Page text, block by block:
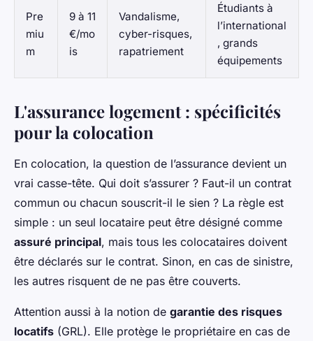
Pre
miu
m
9 à 11
€/mo
is
Vandalisme,
cyber-risques,
rapatriement
Étudiants à
l’international
, grands
équipements
L'assurance logement : spécificités
pour la colocation
En colocation, la question de l’assurance devient un
vrai casse-tête. Qui doit s’assurer ? Faut-il un contrat
commun ou chacun souscrit-il le sien ? La règle est
simple : un seul locataire peut être désigné comme
assuré principal, mais tous les colocataires doivent
être déclarés sur le contrat. Sinon, en cas de sinistre,
les autres risquent de ne pas être couverts.
Attention aussi à la notion de garantie des risques
locatifs (GRL). Elle protège le propriétaire en cas de